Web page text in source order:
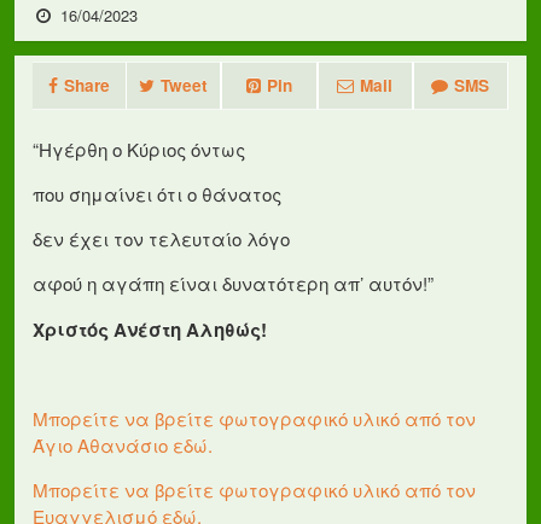
16/04/2023
Share Tweet Pin Mail SMS
“Ηγέρθη ο Κύριος όντως
που σημαίνει ότι ο θάνατος
δεν έχει τον τελευταίο λόγο
αφού η αγάπη είναι δυνατότερη απ’ αυτόν!”
Χριστός Ανέστη Αληθώς!
Μπορείτε να βρείτε φωτογραφικό υλικό από τον
Άγιο Αθανάσιο εδώ.
Μπορείτε να βρείτε φωτογραφικό υλικό από τον
Ευαγγελισμό εδώ.